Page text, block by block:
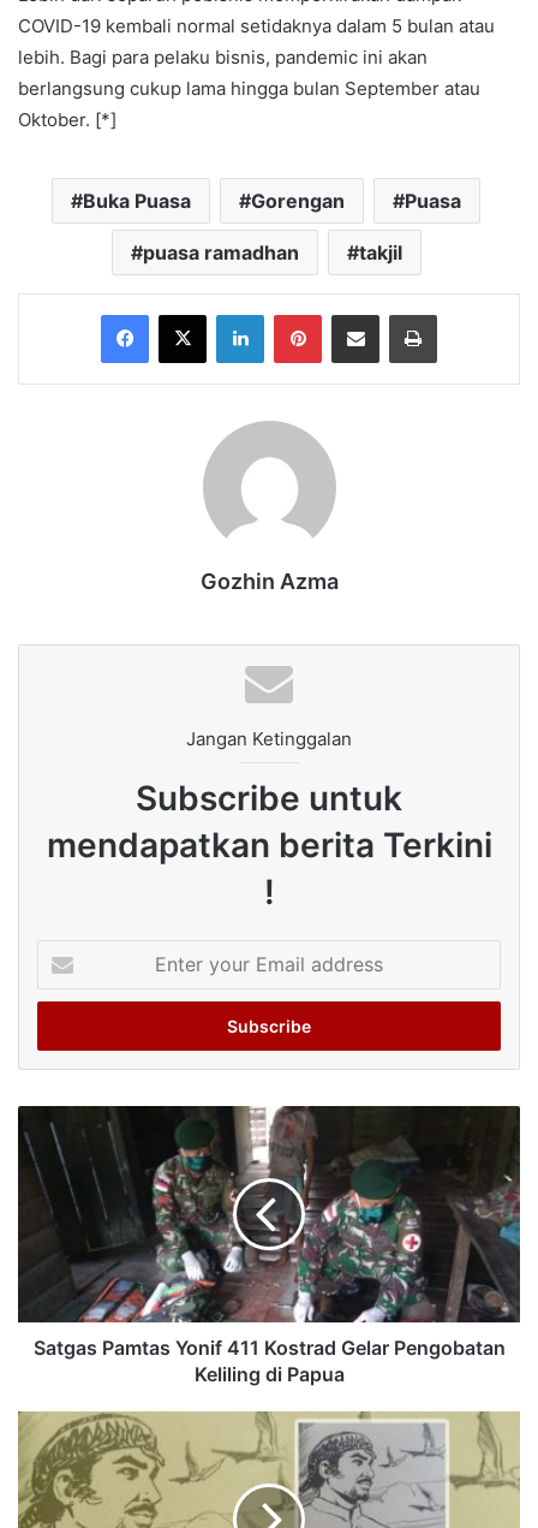
COVID-19 kembali normal setidaknya dalam 5 bulan atau
lebih. Bagi para pelaku bisnis, pandemic ini akan
berlangsung cukup lama hingga bulan September atau
Oktober. [*]
Buka Puasa Gorengan Puasa
puasa ramadhan takjil
Facebook
X LinkedInPinterestShare via Email Print
Gozhin Azma
Jangan Ketinggalan
Subscribe untuk
mendapatkan berita Terkini
!
your
Email
Satgas Pamtas Yonif 411 Kostrad Gelar Pengobatan
Keliling di Papua